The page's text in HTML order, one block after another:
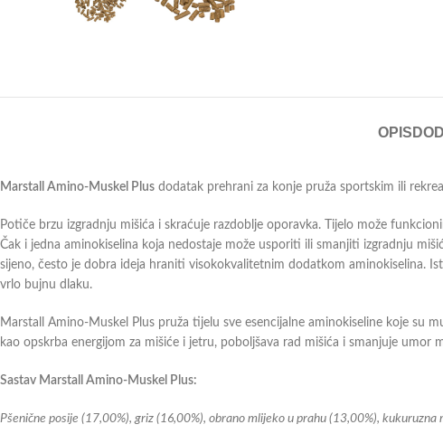
OPIS
Marstall Amino-Muskel Plus dodatak prehrani za konje pruža sportskim ili
Potiče brzu izgradnju mišića i skraćuje razdoblje oporavka. Tijelo može
Čak i jedna aminokiselina koja nedostaje može usporiti ili smanjiti izgradnju
sijeno, često je dobra ideja hraniti visokokvalitetnim dodatkom aminokiselina.
vrlo bujnu dlaku.
Marstall Amino-Muskel Plus pruža tijelu sve esencijalne aminokiseline koje su
kao opskrba energijom za mišiće i jetru, poboljšava rad mišića i smanjuje umor
Sastav Marstall Amino-Muskel Plus:
Pšenične posije (17,00%), griz (16,00%), obrano mlijeko u prahu (13,00%),